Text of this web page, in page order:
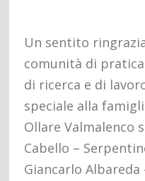
Un sentito
comunità di
di ricerca e di
speciale alla
Ollare Valmalenco
Cabello –
Giancarlo